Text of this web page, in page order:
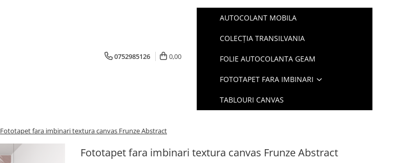
0752985126 0,00
AUTOCOLANT MOBILA
COLECȚIA TRANSILVANIA
FOLIE AUTOCOLANTA GEAM
FOTOTAPET FARA IMBINARI
TABLOURI CANVAS
Fototapet fara imbinari textura canvas Frunze Abstract
Fototapet fara imbinari textura canvas Frunze Abstract